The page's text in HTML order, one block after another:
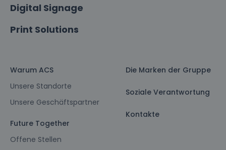
Digital Signage
Print Solutions
Warum ACS
Unsere Standorte
Unsere Geschäftspartner
Future Together
Offene Stellen
Die Marken der Gruppe
Soziale Verantwortung
Kontakte